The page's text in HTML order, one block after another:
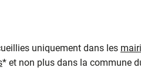
uniquement dans les
* et non plus dans la commune